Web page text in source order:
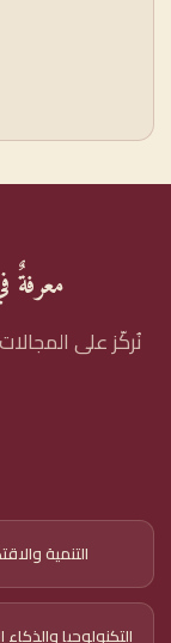
معرفةٌ
نُركّز على
التنمية
التكنولوجيا